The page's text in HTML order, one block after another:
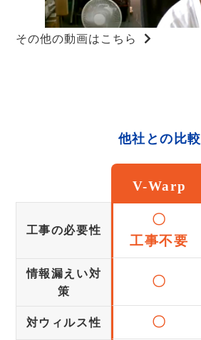
その他の動画はこちら
他社との比較
V-Warp
工事の必要性
〇
工事不要
情報漏えい対
策
〇
対ウィルス性 〇